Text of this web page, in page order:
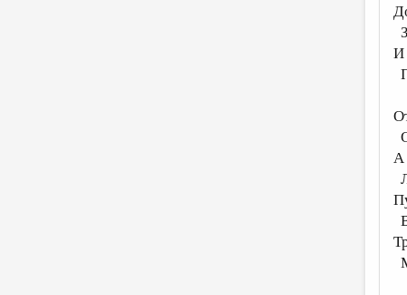
И
А